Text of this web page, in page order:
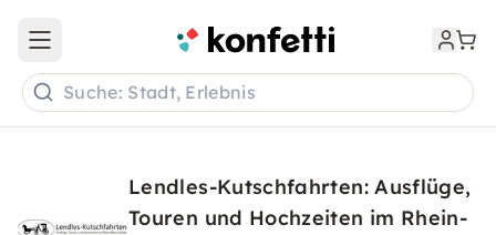
Open main menu
Suche: Stadt, Erlebnis
Lendles-Kutschfahrten: Ausflüge,
Touren und Hochzeiten im Rhein-